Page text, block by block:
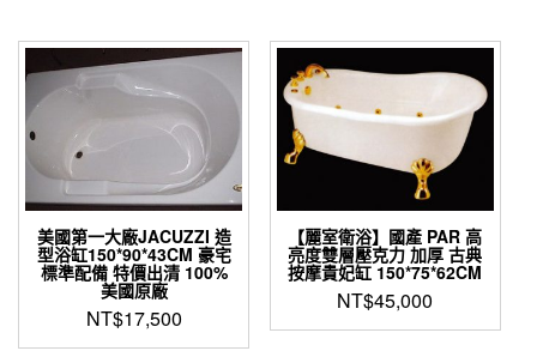
格：
格：
美國第一大廠JACUZZI 造
型浴缸150*90*43CM 豪宅
標準配備 特價出清 100%
美國原廠
NT$17,500
【麗室衛浴】國產 PAR 高
亮度雙層壓克力 加厚 古典
按摩貴妃缸 150*75*62CM
NT$45,000